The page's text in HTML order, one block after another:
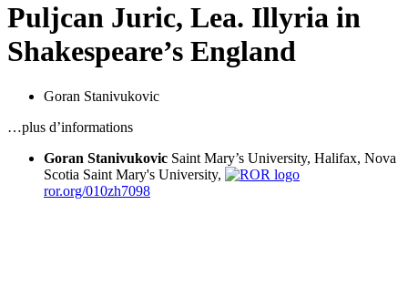
Puljcan Juric, Lea. Illyria in
Shakespeare’s England
Goran Stanivukovic
…plus d’informations
Goran Stanivukovic Saint Mary’s University, Halifax, Nova
Scotia Saint Mary's University,
ror.org/010zh7098